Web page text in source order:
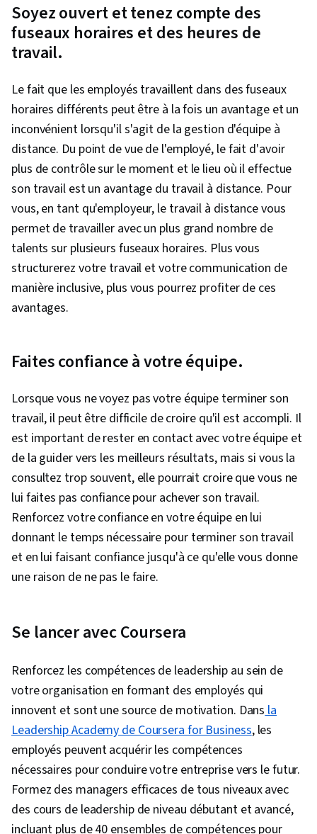
Soyez ouvert et tenez compte des
fuseaux horaires et des heures de
travail.
Le fait que les employés travaillent dans des fuseaux
horaires différents peut être à la fois un avantage et un
inconvénient lorsqu'il s'agit de la gestion d'équipe à
distance. Du point de vue de l'employé, le fait d'avoir
plus de contrôle sur le moment et le lieu où il effectue
son travail est un avantage du travail à distance. Pour
vous, en tant qu'employeur, le travail à distance vous
permet de travailler avec un plus grand nombre de
talents sur plusieurs fuseaux horaires. Plus vous
structurerez votre travail et votre communication de
manière inclusive, plus vous pourrez profiter de ces
avantages.
Faites confiance à votre équipe.
Lorsque vous ne voyez pas votre équipe terminer son
travail, il peut être difficile de croire qu'il est accompli. Il
est important de rester en contact avec votre équipe et
de la guider vers les meilleurs résultats, mais si vous la
consultez trop souvent, elle pourrait croire que vous ne
lui faites pas confiance pour achever son travail.
Renforcez votre confiance en votre équipe en lui
donnant le temps nécessaire pour terminer son travail
et en lui faisant confiance jusqu'à ce qu'elle vous donne
une raison de ne pas le faire.
Se lancer avec Coursera
Renforcez les compétences de leadership au sein de
votre organisation en formant des employés qui
innovent et sont une source de motivation. Dansla
Leadership Academy de Coursera for Business, les
employés peuvent acquérir les compétences
nécessaires pour conduire votre entreprise vers le futur.
Formez des managers efficaces de tous niveaux avec
des cours de leadership de niveau débutant et avancé,
incluant plus de 40 ensembles de compétences pour